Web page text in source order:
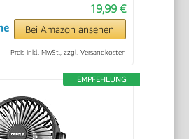
19,99 €
Bei Amazon ansehen
Preis inkl. MwSt., zzgl. Versandkosten
EMPFEHLUNG